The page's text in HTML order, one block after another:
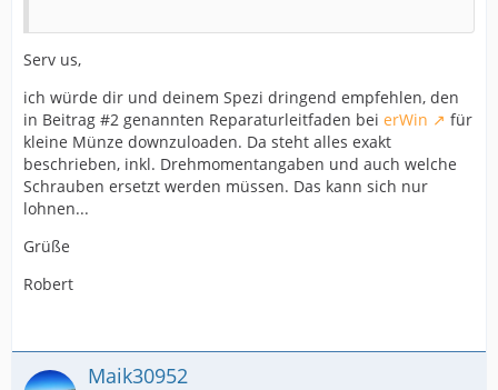
Serv us,
ich würde dir und deinem Spezi dringend empfehlen, den
in Beitrag #2 genannten Reparaturleitfaden bei erWin
für
kleine Münze downzuloaden. Da steht alles exakt
beschrieben, inkl. Drehmomentangaben und auch welche
Schrauben ersetzt werden müssen. Das kann sich nur
lohnen...
Grüße
Robert
Maik30952